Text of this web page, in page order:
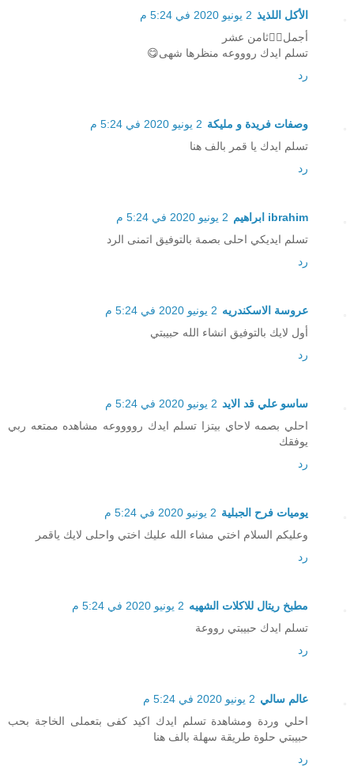
الأكل اللذيذ 2 يونيو 2020 في 5:24 م
أجمل👍🏻ثامن عشر
تسلم ايدك روووعه منظرها شهى😋
رد
وصفات فريدة و مليكة 2 يونيو 2020 في 5:24 م
تسلم ايدك يا قمر بالف هنا
رد
ibrahim ابراهيم
2 يونيو 2020 في 5:24 م
تسلم ايديكي احلى بصمة بالتوفيق اتمنى الرد
رد
عروسة الاسكندريه 2 يونيو 2020 في 5:24 م
أول لايك بالتوفيق انشاء الله حبيبتي
رد
ساسو علي قد الايد 2 يونيو 2020 في 5:24 م
احلي بصمه لاحاي بيتزا تسلم ايدك رووووعه مشاهده ممتعه ربي
يوفقك
رد
يوميات فرح الجبلية 2 يونيو 2020 في 5:24 م
وعليكم السلام اختي مشاء الله عليك اختي واحلى لايك ياقمر
رد
مطبخ ريتال للاكلات الشهيه 2 يونيو 2020 في 5:24 م
تسلم ايدك حبيبتي رووعة
رد
عالم سالي 2 يونيو 2020 في 5:24 م
احلي وردة ومشاهدة تسلم ايدك اكيد كفى بتعملى الخاجة بحب
حبيبتي حلوة طريقة سهلة بالف هنا
رد